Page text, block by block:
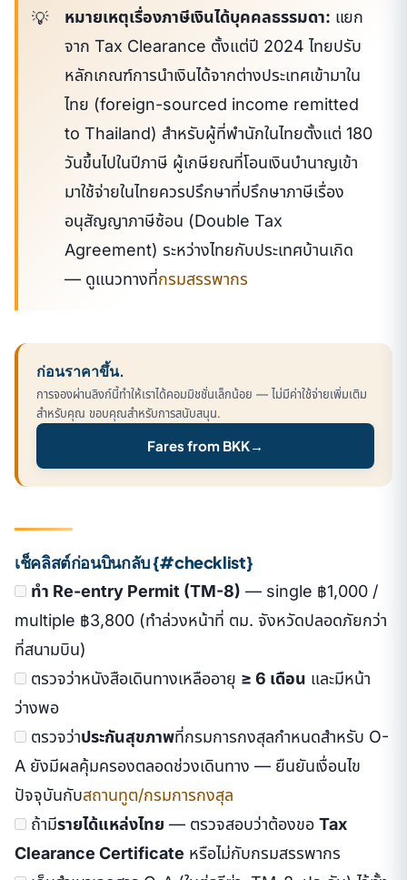
หมายเหตุเรื่องภาษีเงินได้บุคคลธรรมดา: แยก
จาก Tax Clearance ตั้งแต่ปี 2024 ไทยปรับ
หลักเกณฑ์การนำเงินได้จากต่างประเทศเข้ามาใน
ไทย (foreign-sourced income remitted
to Thailand) สำหรับผู้ที่พำนักในไทยตั้งแต่ 180
วันขึ้นไปในปีภาษี ผู้เกษียณที่โอนเงินบำนาญเข้า
มาใช้จ่ายในไทยควรปรึกษาที่ปรึกษาภาษีเรื่อง
อนุสัญญาภาษีซ้อน (Double Tax
Agreement) ระหว่างไทยกับประเทศบ้านเกิด
— ดูแนวทางที่กรมสรรพากร
ก่อนราคาขึ้น.
การจองผ่านลิงก์นี้ทำให้เราได้คอมมิชชั่นเล็กน้อย — ไม่มีค่าใช้จ่ายเพิ่มเติม
สำหรับคุณ ขอบคุณสำหรับการสนับสนุน.
Fares from BKK→
เช็คลิสต์ก่อนบินกลับ {#checklist}
ทำ Re-entry Permit (TM-8) — single ฿1,000 /
multiple ฿3,800 (ทำล่วงหน้าที่ ตม. จังหวัดปลอดภัยกว่า
ที่สนามบิน)
ตรวจว่าหนังสือเดินทางเหลืออายุ ≥ 6 เดือน และมีหน้า
ว่างพอ
ตรวจว่าประกันสุขภาพที่กรมการกงสุลกำหนดสำหรับ O-
A ยังมีผลคุ้มครองตลอดช่วงเดินทาง — ยืนยันเงื่อนไข
ปัจจุบันกับสถานทูต/กรมการกงสุล
ถ้ามีรายได้แหล่งไทย — ตรวจสอบว่าต้องขอ Tax
Clearance Certificate หรือไม่กับกรมสรรพากร